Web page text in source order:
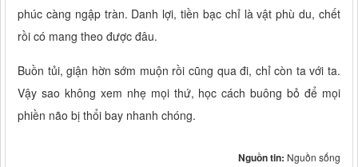
phúc càng ngập tràn. Danh lợi, tiền bạc chỉ là vật phù du, chết
rồi có mang theo được đâu.
Buồn tủi, giận hờn sớm muộn rồi cũng qua đi, chỉ còn ta với ta.
Vậy sao không xem nhẹ mọi thứ, học cách buông bỏ để mọi
phiền não bị thổi bay nhanh chóng.
Nguồn tin: Nguồn sống